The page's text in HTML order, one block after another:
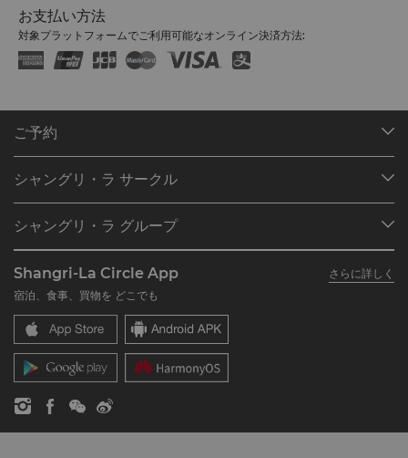
お支払い方法
対象プラットフォームでご利用可能なオンライン決済方法:
ご予約
ご予約の検索
レストラン＆バー
シャングリ・ラ サークル
シャングリ・ラ サークルに入会
よくあるお問合せや質問
SLCに関するお問い合わせ
シャングリ・ラ グループ
シャングリ・ラ ブランド
シャングリ・ラ センター
レジデンス
お問い合わせ
採用情報
企業の社会的責任
ニュース
Shangri-La Circle App
さらに詳しく
宿泊、食事、買物を どこでも